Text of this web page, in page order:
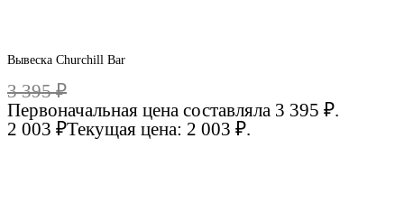
Вывеска Churchill Bar
3 395₽
Первоначальная цена составляла 3 395 ₽.
2 003 ₽Текущая цена: 2 003 ₽.